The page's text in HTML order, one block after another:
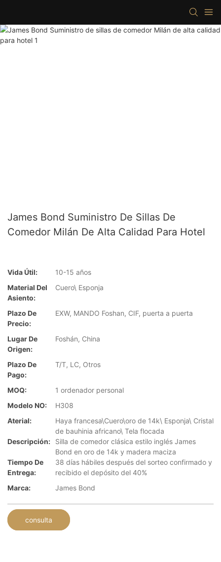
James Bond Suministro De Sillas De
Comedor Milán De Alta Calidad Para Hotel
Vida Útil:
10-15 años
Material Del
Asiento:
Cuero\ Esponja
Plazo De
Precio:
EXW, MANDO Foshan, CIF, puerta a puerta
Lugar De
Origen:
Foshán, China
Plazo De
Pago:
T/T, LC, Otros
MOQ:
1 ordenador personal
Modelo NO:
H308
Aterial:
Haya francesa\Cuero\oro de 14k\ Esponja\ Cristal
de bauhinia africano\ Tela flocada
Descripción:
Silla de comedor clásica estilo inglés James
Bond en oro de 14k y madera maciza
Tiempo De
Entrega:
38 días hábiles después del sorteo confirmado y
recibido el depósito del 40%
Marca:
James Bond
consulta